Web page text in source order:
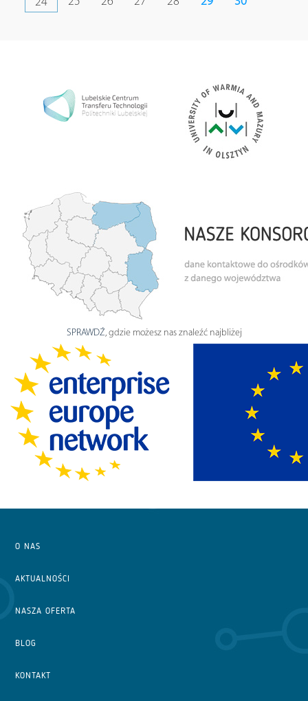
SPRAWDŹ, gdzie możesz nas znaleźć najbliżej
O NAS
AKTUALNOŚCI
NASZA OFERTA
BLOG
KONTAKT